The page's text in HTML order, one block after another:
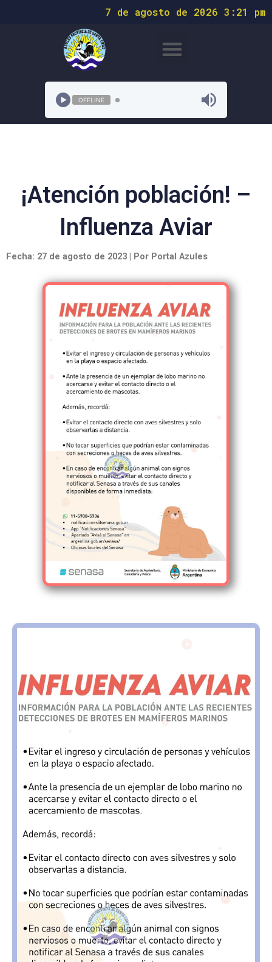
7 de agosto de 2026 3:21 pm
OFFLINE
¡Atención población! –
Influenza Aviar
Fecha: 27 de agosto de 2023 | Por Portal Azules